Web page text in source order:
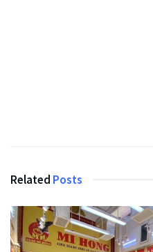
Related Posts